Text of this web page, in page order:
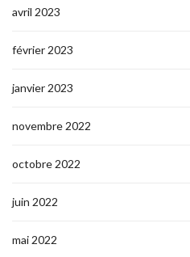
avril 2023
février 2023
janvier 2023
novembre 2022
octobre 2022
juin 2022
mai 2022